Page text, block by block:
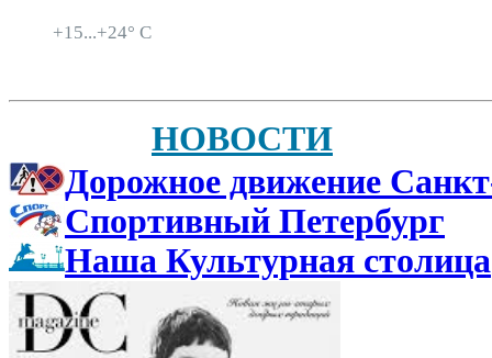
+15...+24° C
НОВОСТИ
Дорожное движение
Спортивный Петербург
Наша Культурная столица